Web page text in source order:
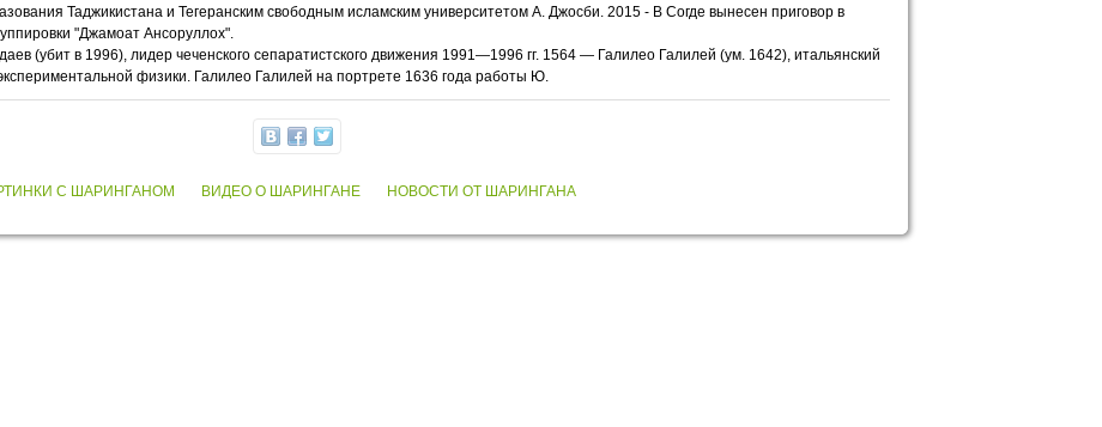
Таджикистана и Тегеранским свободным исламским университетом А. Джосби. 2015 - В Согде вынесен приговор в
"Джамоат Ансоруллох".
(убит в 1996), лидер чеченского сепаратистского движения 1991—1996 гг. 1564 — Галилео Галилей (ум. 1642), итальянский
физики. Галилео Галилей на портрете 1636 года работы Ю.
С ШАРИНГАНОМ ВИДЕО О ШАРИНГАНЕ НОВОСТИ ОТ ШАРИНГАНА